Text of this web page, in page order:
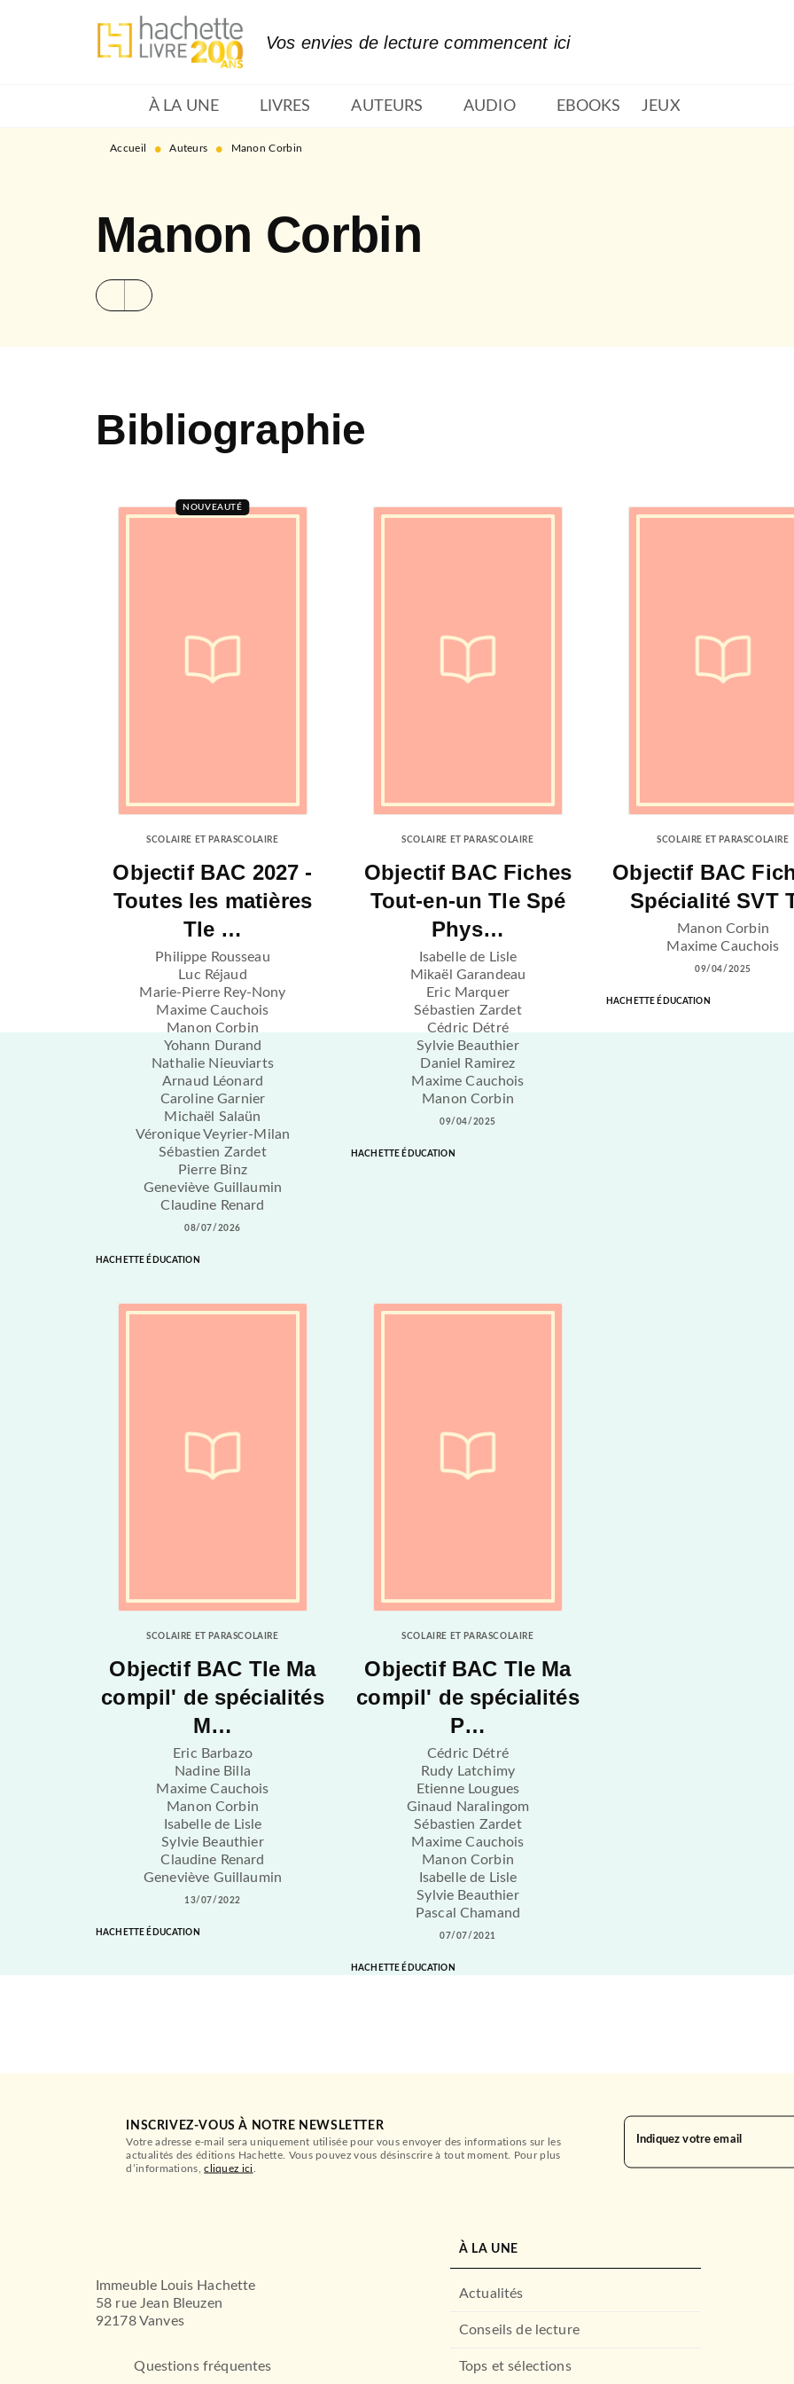
MENU RECHERCHE
Vos envies de lecture commencent ici
À LA UNE LIVRES AUTEURS AUDIO EBOOKS JEUX
Accueil • Auteurs • Manon Corbin
Manon Corbin
Bibliographie
NOUVEAUTÉ
SCOLAIRE ET PARASCOLAIRE
Objectif BAC 2027 -
Toutes les matières
Tle …
Philippe Rousseau
Luc Réjaud
Marie-Pierre Rey-Nony
Maxime Cauchois
Manon Corbin
Yohann Durand
Nathalie Nieuviarts
Arnaud Léonard
Caroline Garnier
Michaël Salaün
Véronique Veyrier-Milan
Sébastien Zardet
Pierre Binz
Geneviève Guillaumin
Claudine Renard
08/07/2026
HACHETTE ÉDUCATION
SCOLAIRE ET PARASCOLAIRE
Objectif BAC Fiches
Tout-en-un Tle Spé
Phys…
Isabelle de Lisle
Mikaël Garandeau
Eric Marquer
Sébastien Zardet
Cédric Détré
Sylvie Beauthier
Daniel Ramirez
Maxime Cauchois
Manon Corbin
09/04/2025
HACHETTE ÉDUCATION
SCOLAIRE ET PARASCOLAIRE
Objectif BAC
Spécialité SVT
Manon Corbin
Maxime Cauchois
09/04/2025
HACHETTE ÉDUCATION
SCOLAIRE ET PARASCOLAIRE
Objectif BAC Tle Ma
compil' de spécialités
M…
Eric Barbazo
Nadine Billa
Maxime Cauchois
Manon Corbin
Isabelle de Lisle
Sylvie Beauthier
Claudine Renard
Geneviève Guillaumin
13/07/2022
HACHETTE ÉDUCATION
SCOLAIRE ET PARASCOLAIRE
Objectif BAC Tle Ma
compil' de spécialités
P…
Cédric Détré
Rudy Latchimy
Etienne Lougues
Ginaud Naralingom
Sébastien Zardet
Maxime Cauchois
Manon Corbin
Isabelle de Lisle
Sylvie Beauthier
Pascal Chamand
07/07/2021
HACHETTE ÉDUCATION
INSCRIVEZ-VOUS À NOTRE NEWSLETTER
Votre adresse e-mail sera uniquement utilisée pour vous envoyer des informations sur les
actualités des éditions Hachette. Vous pouvez vous désinscrire à tout moment. Pour plus
d’informations,cliquez ici
Indiquez votre email
Immeuble Louis Hachette
58 rue Jean Bleuzen
92178 Vanves
Questions fréquentes
À LA UNE
Actualités
Conseils de lecture
Tops et sélections